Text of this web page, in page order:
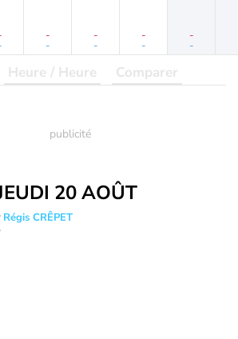
-
-
-
-
-
-
-
-
Heure / Heure Comparer
20 AOÛT
Régis CRÊPET